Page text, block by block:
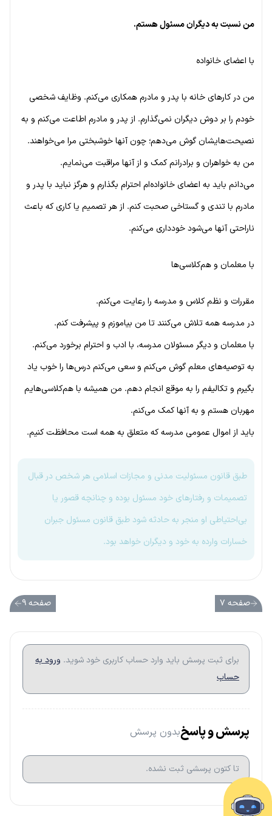
من نسبت به دیگران مسئول هستم.
با اعضای خانواده
من در کارهای خانه با پدر و مادرم همکاری می‌کنم. وظایف شخصی
خودم را بر دوش دیگران نمی‌گذارم. از پدر و مادرم اطاعت می‌کنم و به
نصیحت‌هایشان گوش می‌دهم؛ چون آنها خوشبختی مرا می‌خواهند.
من به خواهران و برادرانم کمک و از آنها مراقبت می‌نمایم.
می‌دانم باید به اعضای خانواده‌ام احترام بگذارم و هرگز نباید با پدر و
مادرم با تندی و گستاخی صحبت کنم. از هر تصمیم یا کاری که باعث
ناراحتی آنها می‌شود خودداری می‌کنم.
با معلمان و هم‌کلاسی‌ها
مقررات و نظم کلاس و مدرسه را رعایت می‌کنم.
در مدرسه همه تلاش می‌کنند تا من بیاموزم و پیشرفت کنم.
با معلمان و دیگر مسئولان مدرسه، با ادب و احترام برخورد می‌کنم.
به توصیه‌های معلم گوش می‌کنم و سعی می‌کنم درس‌ها را خوب یاد
بگیرم و تکالیفم را به موقع انجام دهم. من همیشه با هم‌کلاسی‌هایم
مهربان هستم و به آنها کمک می‌کنم.
باید از اموال عمومی مدرسه که متعلق به همه است محافظت کنیم.
طبق قانون مسئولیت مدنی و مجازات اسلامی هر شخص در قبال
تصمیمات و رفتارهای خود مسئول بوده و چنانچه قصور یا
بی‌احتیاطی او منجر به حادثه شود طبق قانون مسئول جبران
خسارات وارده به خود و دیگران خواهد بود.
صفحه ۷ صفحه ۹
برای ثبت پرسش باید وارد حساب کاربری خود شوید. ورود به
حساب
پرسش و پاسخبدون پرسش
تا کتون پرسشی ثبت نشده.